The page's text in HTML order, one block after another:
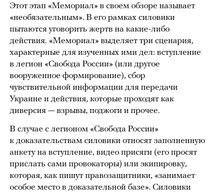
Этот этап «Мемориал» в своем обзоре называет
«необязательным». В его рамках силовики
пытаются уговорить жертв на какие-либо
действия. «Мемориал» выделяет три сценария,
характерные для изученных ими дел: вступление
в легион «Свобода России» (или другое
вооруженное формирование), сбор
чувствительной информации для передачи
Украине и действия, которые проходят как
диверсия — взрывы, поджоги и прочее.
В случае с легионом «Свобода России»
к доказательствам силовики относят заполненную
анкету на вступление, видео присяги (его просят
прислать сами провокаторы) или экипировку,
которая, как пишут правозащитники, «занимает
особое место в доказательной базе». Силовики